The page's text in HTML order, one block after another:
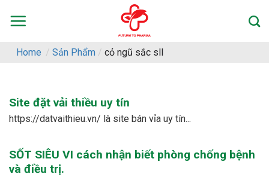
Home / Sản Phẩm / cỏ ngũ sắc sll
Site đặt vải thiều uy tín
https://datvaithieu.vn/ là site bán vỉa uy tín...
SỐT SIÊU VI cách nhận biết phòng chống bệnh
và điều trị.